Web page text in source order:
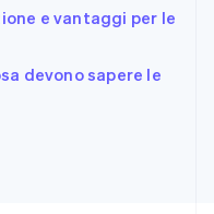
e vantaggi per le
devono sapere le